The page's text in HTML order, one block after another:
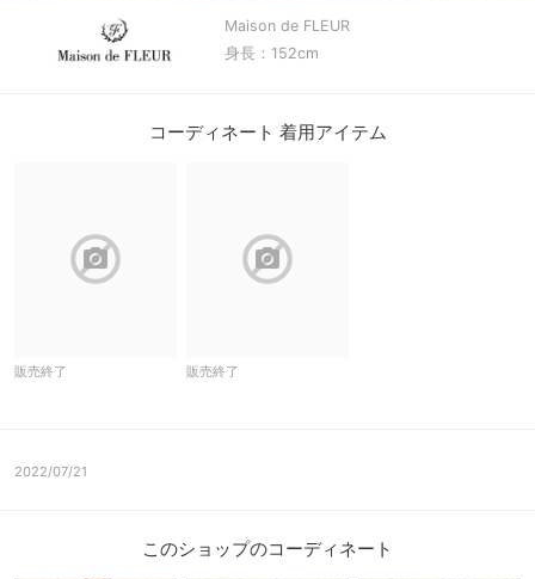
Maison de FLEUR
身長：152cm
コーディネート 着用アイテム
block
販売終了
block
販売終了
2022/07/21
このショップのコーディネート